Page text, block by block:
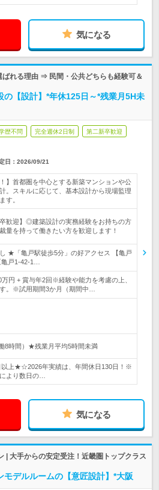
気になる
ばれる理由 ⇒ 民間・公共どちらも経験可＆
の【設計】*年休125日～*残業月5H未
歴不問 完全週休2日制 第二新卒歓迎
日： 2026/09/21
】首都圏を中心とする新築マンションや公
。スキルに応じて、基本設計から現場監理
す。
卒歓迎】◎建築設計の実務経験をお持ちの方
量を持って働きたい方を歓迎します！
★「亀戸駅徒歩5分」の好アクセス 【亀戸
戸1‐42‐1…
万円 + 賞与年2回※経験や能力を考慮の上、
。※試用期間3か月（期間中…
8時間）★残業月平均5時間未満
上★☆2026年実績は、年間休日130日！※
より数日の…
気になる
| 大手からの安定受注！近畿圏トップクラス
デルルームの【意匠設計】*大阪